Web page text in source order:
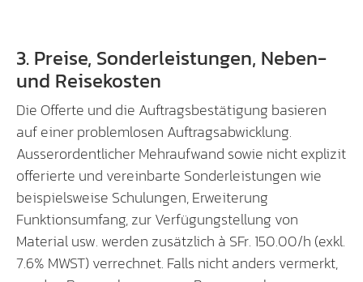
3. Preise, Sonderleistungen, Neben-
und Reisekosten
Die Offerte und die Auftragsbestätigung basieren
auf einer problemlosen Auftragsabwicklung.
Ausserordentlicher Mehraufwand sowie nicht explizit
offerierte und vereinbarte Sonderleistungen wie
beispielsweise Schulungen, Erweiterung
Funktionsumfang, zur Verfügungstellung von
Material usw. werden zusätzlich à SFr. 150.00/h (exkl.
7.6% MWST) verrechnet. Falls nicht anders vermerkt,